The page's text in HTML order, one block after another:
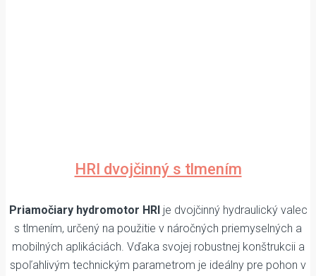
HRI dvojčinný s tlmením
Priamočiary hydromotor HRI je dvojčinný hydraulický valec
s tlmením, určený na použitie v náročných priemyselných a
mobilných aplikáciách. Vďaka svojej robustnej konštrukcii a
spoľahlivým technickým parametrom je ideálny pre pohon v